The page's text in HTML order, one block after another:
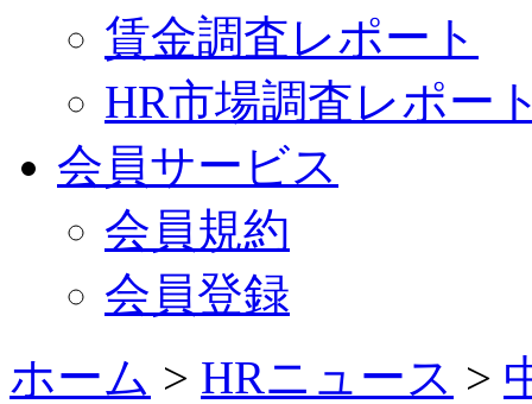
賃金調査レポート
HR市場調査レポー
会員サービス
会員規約
会員登録
ホーム > HRニュース >